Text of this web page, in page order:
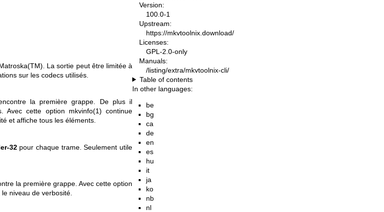
La sortie peut être limitée à
sur les codecs utilisés.
la première grappe. De plus il
Avec cette option mkvinfo(1) continue
et affiche tous les éléments.
32pour chaque trame. Seulement utile
la première grappe. Avec cette option
niveau de verbosité.
Version:
100.0-1
Upstream:
https://mkvtoolnix.download/
Licenses:
GPL-2.0-only
Manuals:
/listing/extra/mkvtoolnix-cli/
Table of contents
In other languages:
be
bg
ca
de
en
es
hu
it
ja
ko
nb
nl